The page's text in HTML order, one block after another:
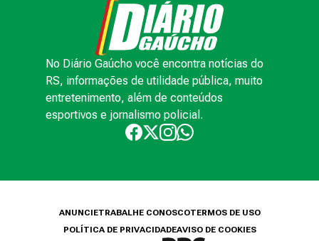
No Diário Gaúcho você encontra notícias do
RS, informações de utilidade pública, muito
entretenimento, além de conteúdos
esportivos e jornalismo policial.
ANUNCIETRABALHE CONOSCOTERMOS DE USO
POLÍTICA DE PRIVACIDADEAVISO DE COOKIES